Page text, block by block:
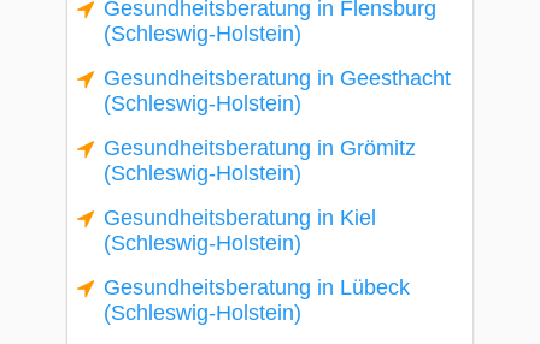
Gesundheitsberatung in Flensburg
(Schleswig-Holstein)
Gesundheitsberatung in Geesthacht
(Schleswig-Holstein)
Gesundheitsberatung in Grömitz
(Schleswig-Holstein)
Gesundheitsberatung in Kiel
(Schleswig-Holstein)
Gesundheitsberatung in Lübeck
(Schleswig-Holstein)